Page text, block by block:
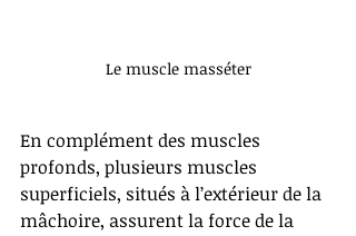
Le muscle masséter
En complément des muscles
profonds, plusieurs muscles
superficiels, situés à l’extérieur de la
mâchoire, assurent la force de la